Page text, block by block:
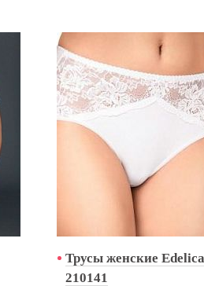
Трусы женские Edelica
210141